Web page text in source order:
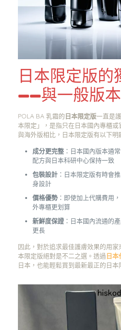
日本限定版的
——與一般版本
POLA BA 乳霜的日本限定版一直是
本限定」，是指只在日本國內專櫃或
與海外版相比，日本限定版有以下明
成分更完整：日本國內版本通
配方與日本科研中心保持一致
包裝設計：日本限定版有時會
身設計
價格優勢：即使加上代購費用
外專櫃更划算
新鮮度保證：日本國內流通的
更長
因此，對於追求最佳護膚效果的用
本限定版絕對是不二之選。透過日本
日本，也能輕鬆買到最新最正的日本